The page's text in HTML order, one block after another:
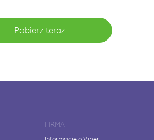
Pobierz teraz
FIRMA